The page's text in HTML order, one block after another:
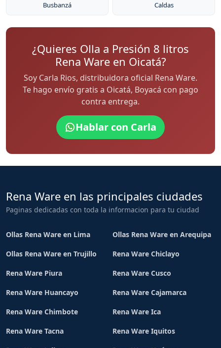
Busbanzá Caldas
¿Quieres Olla a Presión 8 litros
Rena Ware en Oicatá?
Soy Carla Rios, distribuidora oficial Rena Ware.
Te hago envío gratis a Oicatá, Boyacá con pago
contra entrega.
Hablar con Carla
Rena Ware en las principales ciudades
Paginas dedicadas con toda la informacion para tu ciudad
Ollas Rena Ware en Lima Ollas Rena Ware en Arequipa
Ollas Rena Ware en Trujillo Rena Ware Chiclayo
Rena Ware Piura Rena Ware Cusco
Rena Ware Huancayo Rena Ware Cajamarca
Rena Ware Chimbote Rena Ware Ica
Rena Ware Tacna Rena Ware Iquitos